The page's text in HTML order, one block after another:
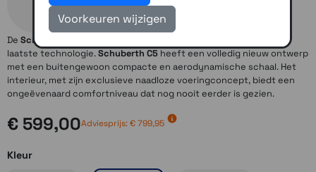
De Schuberth C5
is een helm van de laatste generatie vol met de
laatste technologie.Schuberth C5 heeft een volledig nieuw ontwerp
met een buitengewoon compacte en aerodynamische schaal. Het
interieur, met zijn exclusieve naadloze voeringconcept, biedt een
ongeëvenaard comfortniveau dat nog nooit eerder is gezien.
€ 599,00Adviesprijs: € 799,95
Kleur
Voorkeuren wijzigen